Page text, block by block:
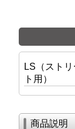
LS（スト
ト用）
商品説明